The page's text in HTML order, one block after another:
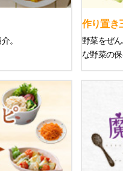
。
作り置き
野菜をぜ
な野菜の